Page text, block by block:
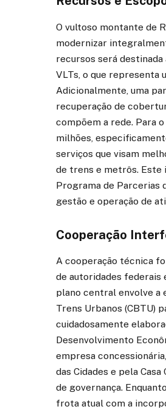
O vultoso montante de
modernizar
recursos será
VLTs, o que representa
Adicionalmente, uma
recuperação de
compõem a rede. Para
milhões,
serviços que visam
de trens e metrôs. Este
Programa de Parcerias
gestão e operação de
Cooperação
A cooperação técnica
de autoridades federais
plano central envolve a
Trens Urbanos (CBTU)
cuidadosamente
Desenvolvimento
empresa
das Cidades e pela
de governança.
frota atual com a